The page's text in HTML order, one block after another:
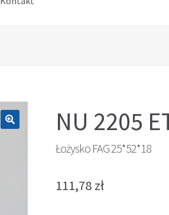
NU 2205
Łożysko FAG 25*52*18
111,78 zł